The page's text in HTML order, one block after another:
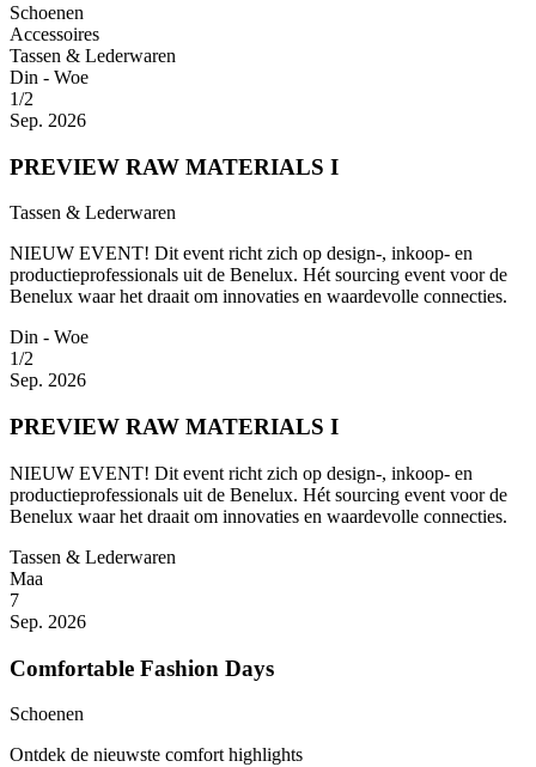
Schoenen
Accessoires
Tassen & Lederwaren
Din - Woe
1/2
Sep. 2026
PREVIEW RAW MATERIALS I
Tassen & Lederwaren
NIEUW EVENT! Dit event richt zich op design-, inkoop- en
productieprofessionals uit de Benelux. Hét sourcing event voor de
Benelux waar het draait om innovaties en waardevolle connecties.
Din - Woe
1/2
Sep. 2026
PREVIEW RAW MATERIALS I
NIEUW EVENT! Dit event richt zich op design-, inkoop- en
productieprofessionals uit de Benelux. Hét sourcing event voor de
Benelux waar het draait om innovaties en waardevolle connecties.
Tassen & Lederwaren
Maa
7
Sep. 2026
Comfortable Fashion Days
Schoenen
Ontdek de nieuwste comfort highlights